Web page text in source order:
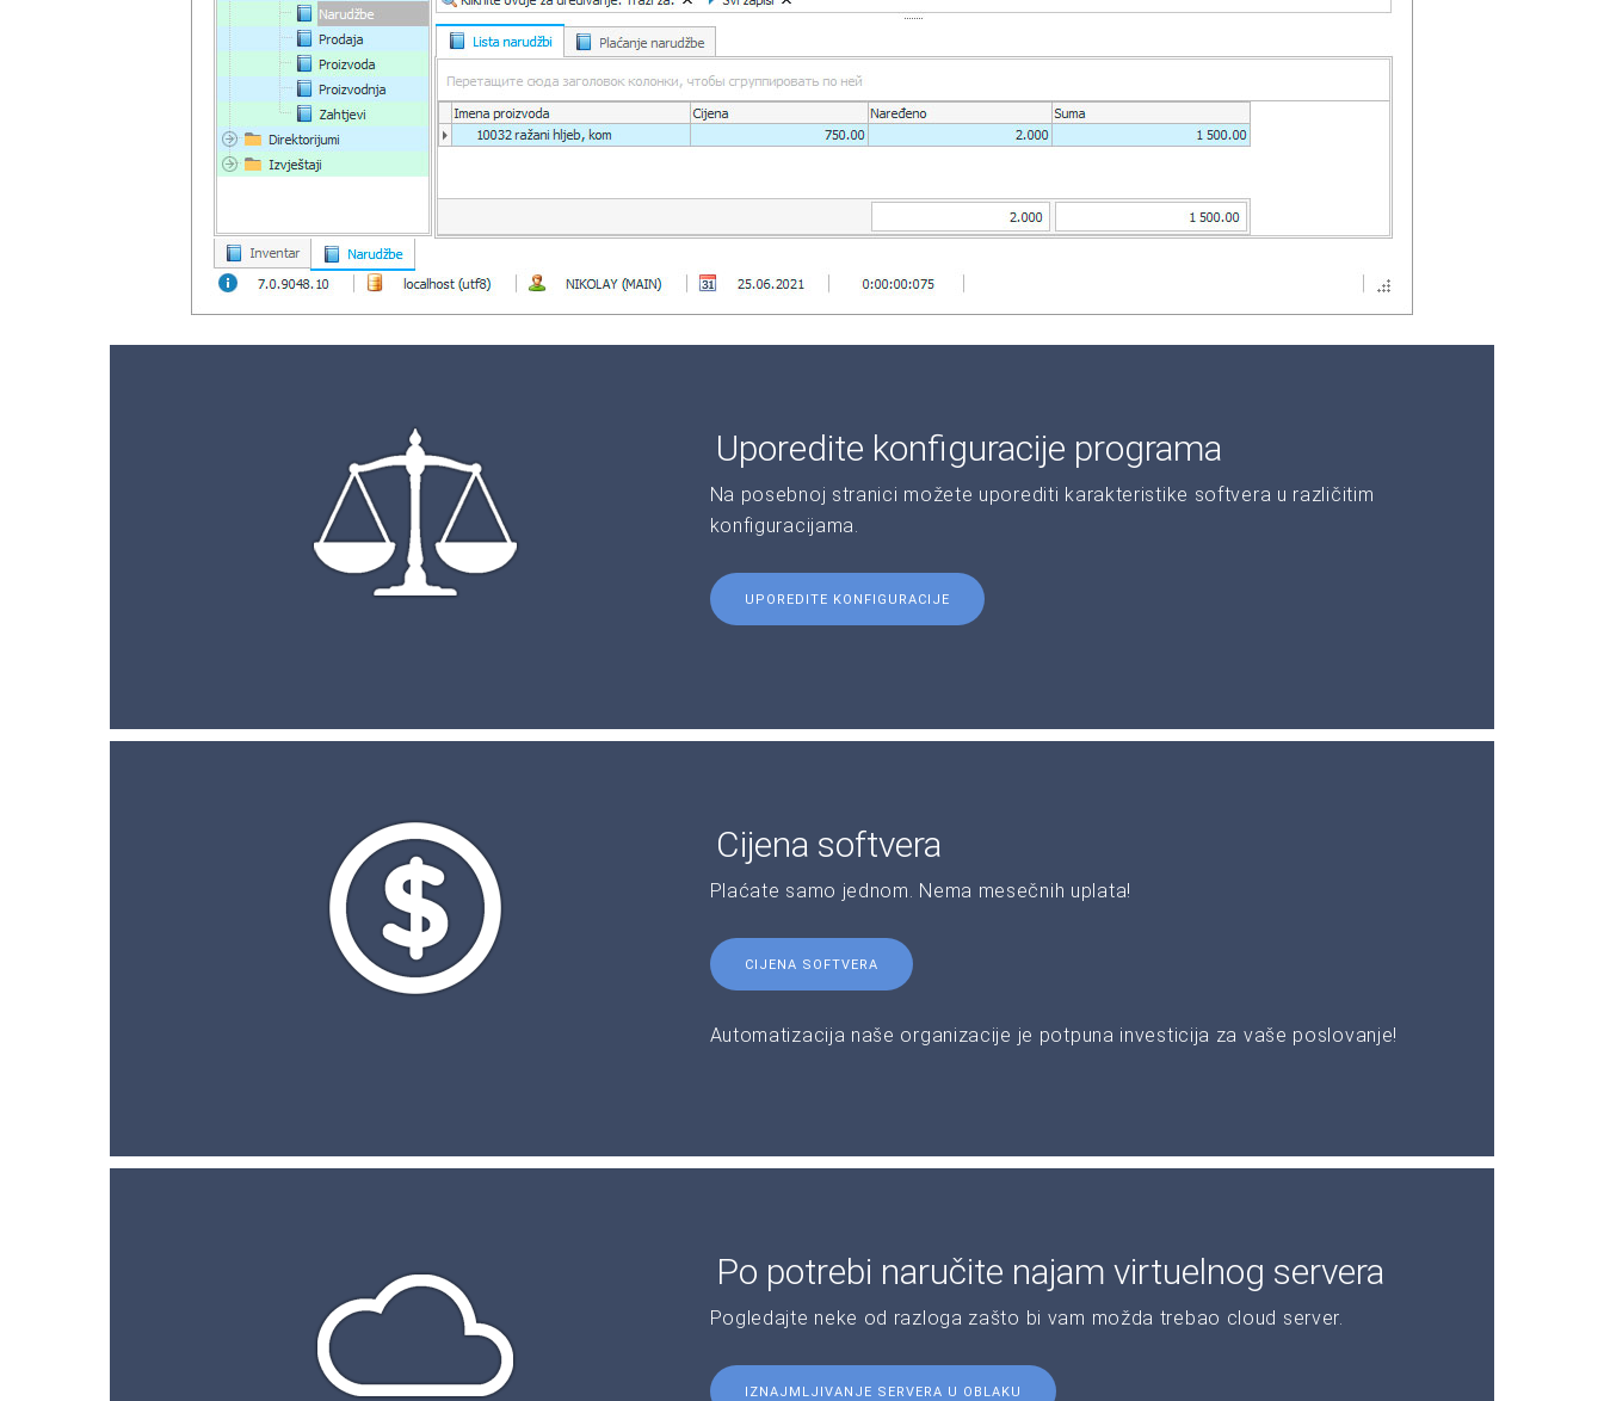
Uporedite konfiguracije programa
Na posebnoj stranici možete uporediti karakteristike softvera u različitim
konfiguracijama.
UPOREDITE KONFIGURACIJE
Cijena softvera
Plaćate samo jednom. Nema mesečnih uplata!
CIJENA SOFTVERA
Automatizacija naše organizacije je potpuna investicija za vaše poslovanje!
Po potrebi naručite najam virtuelnog servera
Pogledajte neke od razloga zašto bi vam možda trebao cloud server.
IZNAJMLJIVANJE SERVERA U OBLAKU